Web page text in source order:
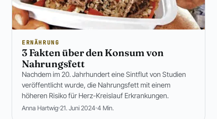
ERNÄHRUNG
3 Fakten über den Konsum von
Nahrungsfett
Nachdem im 20. Jahrhundert eine Sintflut von Studien
veröffentlicht wurde, die Nahrungsfett mit einem
höheren Risiko für Herz-Kreislauf Erkrankungen.
Anna Hartwig 21. Juni 2024 4 Min.